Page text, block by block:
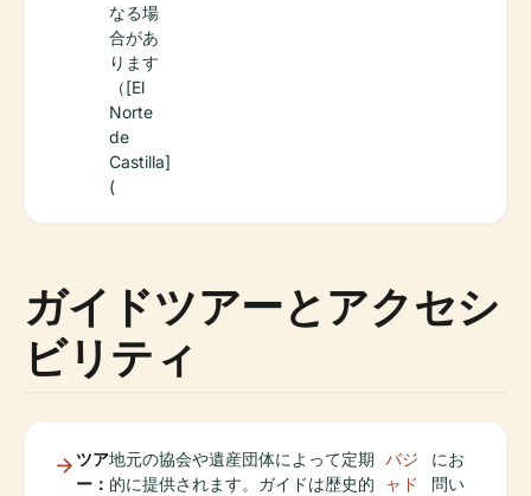
なる場
合があ
ります
（[El
Norte
de
Castilla]
(
ガイドツアーとアクセシ
ビリティ
ツア
ー：
地元の協会や遺産団体によって定期
的に提供されます。ガイドは歴史的
バジ
ャド
にお
問い